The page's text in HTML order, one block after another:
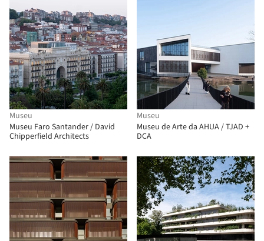
Museu
Museu Faro Santander / David
Chipperfield Architects
Museu
Museu de Arte da AHUA / TJAD +
DCA